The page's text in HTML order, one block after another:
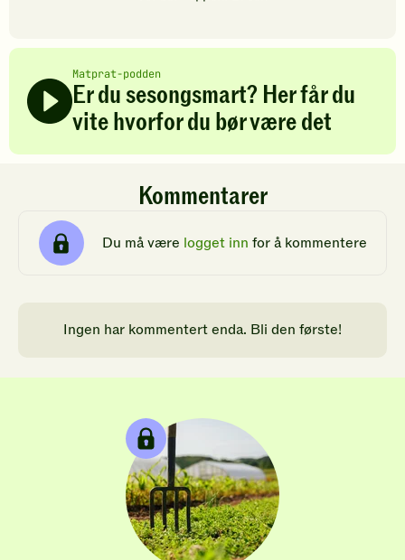
Matprat-podden
Er du sesongsmart? Her får du
vite hvorfor du bør være det
Kommentarer
Du må være logget inn for å kommentere
Ingen har kommentert enda. Bli den første!